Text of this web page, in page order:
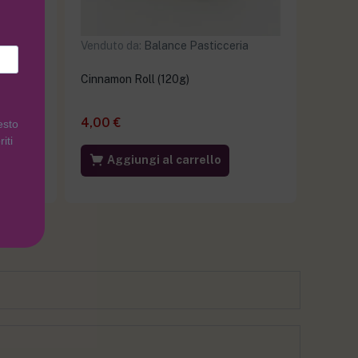
Venduto da: Balance Pasticceria
Cinnamon Roll (120g)
4,00 €
Aggiungi al carrello